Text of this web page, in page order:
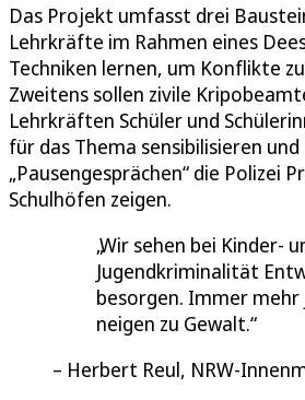
Das Projekt umfasst drei
Lehrkräfte im Rahmen eines
Techniken lernen, um Konflikte
Zweitens sollen zivile
Lehrkräften Schüler und
für das Thema sensibilisieren
„Pausengesprächen“ die Polizei
Schulhöfen zeigen.
Wir sehen bei Kinder-
Jugendkriminalität
besorgen. Immer mehr
neigen zu Gewalt.
Herbert Reul, NRW-